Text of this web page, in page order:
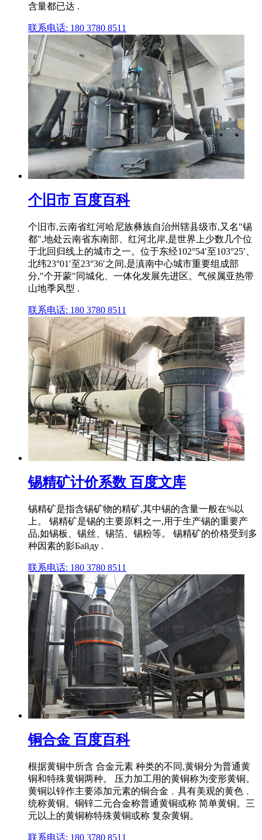
含量都已达 .
联系电话: 180 3780 8511
个旧市 百度百科
个旧市,云南省红河哈尼族彝族自治州辖县级市,又名"锡
都",地处云南省东南部、红河北岸,是世界上少数几个位
于北回归线上的城市之一。位于东经102°54′至103°25′、
北纬23°01′至23°36′之间,是滇南中心城市重要组成部
分,"个开蒙"同城化、一体化发展先进区。气候属亚热带
山地季风型 .
联系电话: 180 3780 8511
锡精矿计价系数 百度文库
锡精矿是指含锡矿物的精矿,其中锡的含量一般在%以
上。 锡精矿是锡的主要原料之一,用于生产锡的重要产
品,如锡板、锡丝、锡箔、锡粉等。 锡精矿的价格受到多
种因素的影Байду .
联系电话: 180 3780 8511
铜合金 百度百科
根据黄铜中所含 合金元素 种类的不同,黄铜分为普通黄
铜和特殊黄铜两种。 压力加工用的黄铜称为变形黄铜。
黄铜以锌作主要添加元素的铜合金﹐具有美观的黄色﹐
统称黄铜。铜锌二元合金称普通黄铜或称 简单黄铜。三
元以上的黄铜称特殊黄铜或称 复杂黄铜。
联系电话: 180 3780 8511